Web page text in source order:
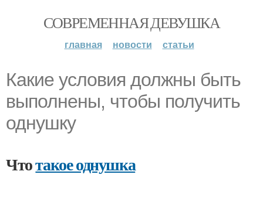
СОВРЕМЕННАЯ ДЕВУШКА
главная новости статьи
Какие условия должны быть
выполнены, чтобы получить
однушку
Чтотакое однушка